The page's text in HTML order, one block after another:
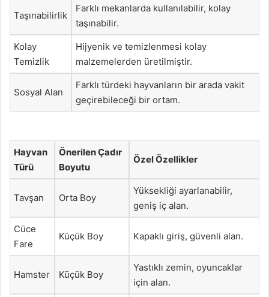
Taşınabilirlik
Farklı mekanlarda kullanılabilir, kolay
taşınabilir.
Kolay
Temizlik
Hijyenik ve temizlenmesi kolay
malzemelerden üretilmiştir.
Sosyal Alan
Farklı türdeki hayvanların bir arada vakit
geçirebileceği bir ortam.
Hayvan
Türü
Önerilen Çadır
Boyutu
Özel Özellikler
Tavşan Orta Boy
Yüksekliği ayarlanabilir,
geniş iç alan.
Cüce
Fare
Küçük Boy Kapaklı giriş, güvenli alan.
Hamster Küçük Boy
Yastıklı zemin, oyuncaklar
için alan.